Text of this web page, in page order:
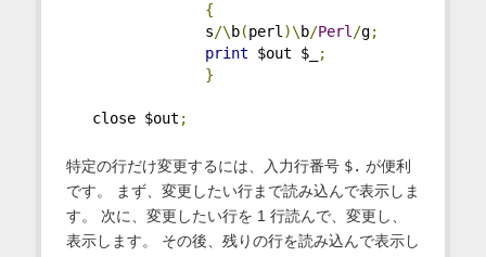
{
s/\b(perl)\b/Perl/g;
print $out $_
;
}
close $out ;
特定の行だけ変更するには、入力行番号 $. が便利
です。 まず、変更したい行まで読み込んで表示しま
す。 次に、変更したい行を 1 行読んで、変更し、
表示します。 その後、残りの行を読み込んで表示し